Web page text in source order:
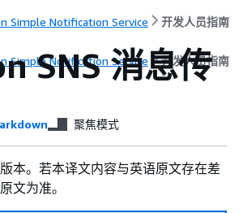
Simple Notification Service 开发人员指南
Simple Notification Service 开发人员指南
SNS 消息传
聚焦模式
本。若本译文内容与英语原文存在差
文为准。